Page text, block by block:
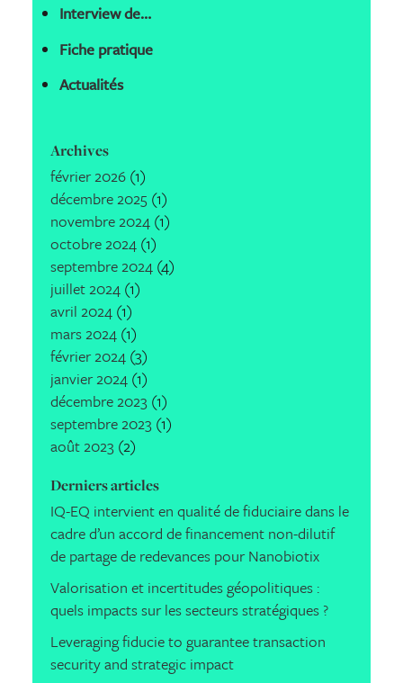
Interview de…
Fiche pratique
Actualités
Archives
février 2026(1)
décembre 2025 (1)
novembre 2024(1)
octobre 2024(1)
septembre 2024(4)
juillet 2024(1)
avril 2024(1)
mars 2024(1)
février 2024(3)
janvier 2024(1)
décembre 2023(1)
septembre 2023(1)
août 2023(2)
Derniers articles
IQ-EQ intervient en qualité de fiduciaire dans le
cadre d’un accord de financement non-dilutif
de partage de redevances pour Nanobiotix
Valorisation et incertitudes géopolitiques :
quels impacts sur les secteurs stratégiques ?
Leveraging fiducie to guarantee transaction
security and strategic impact